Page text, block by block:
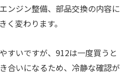
ンジン整備、部品交換の内容に
く変わります。
すいですが、912は一度買うと
合いになるため、冷静な確認が